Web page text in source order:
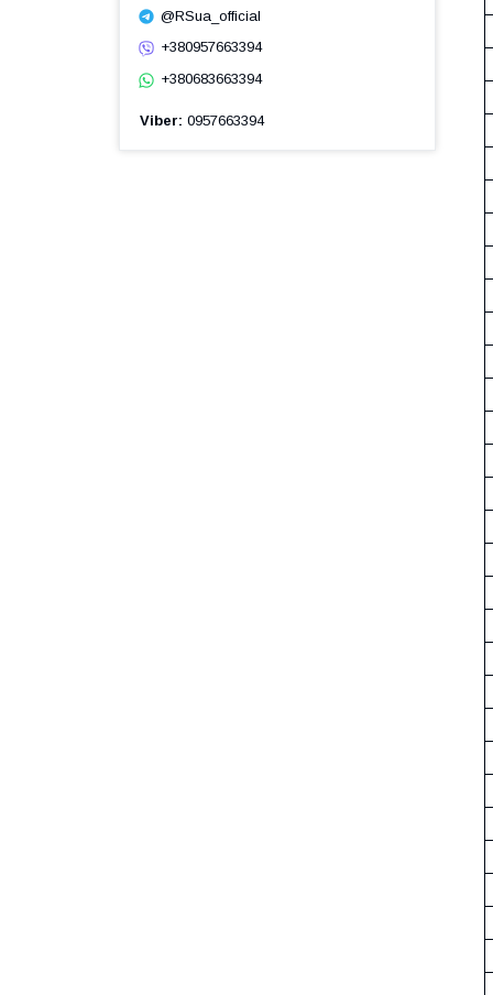
@RSua_official
+380957663394
+380683663394
Viber 0957663394